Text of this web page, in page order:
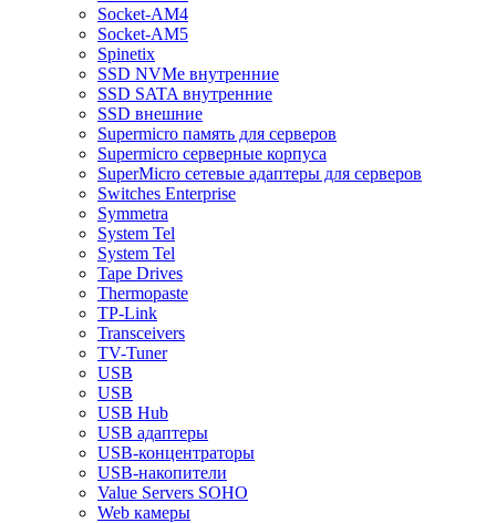
Socket-AM4
Socket-AM5
Spinetix
SSD NVMe внутренние
SSD SATA внутренние
SSD внешние
Supermicro память для серверов
Supermicro серверные корпуса
SuperMicro сетевые адаптеры для серверов
Switches Enterprise
Symmetra
System Tel
System Tel
Tape Drives
Thermopaste
TP-Link
Transceivers
TV-Tuner
USB
USB
USB Hub
USB адаптеры
USB-концентраторы
USB-накопители
Value Servers SOHO
Web камеры